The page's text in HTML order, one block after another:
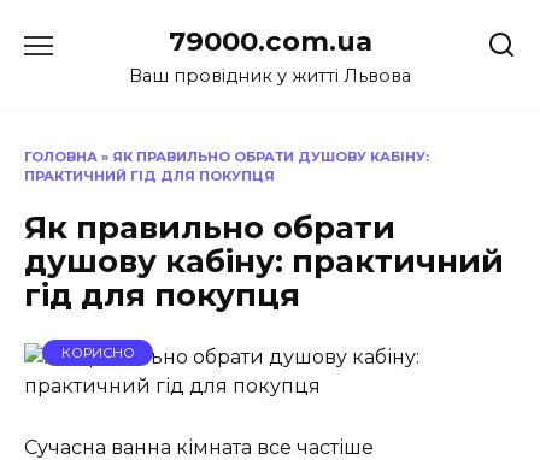
до
79000.com.ua
Ваш провідник у житті Львова
ГОЛОВНА » ЯК ПРАВИЛЬНО ОБРАТИ ДУШОВУ КАБІНУ:
ПРАКТИЧНИЙ ГІД ДЛЯ ПОКУПЦЯ
Як правильно обрати
душову кабіну: практичний
гід для покупця
КОРИСНО
Сучасна ванна кімната все частіше